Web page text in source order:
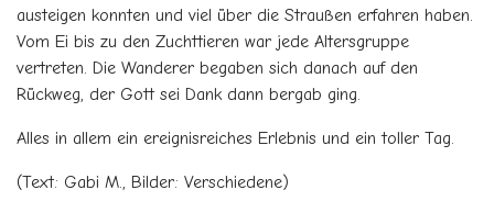
austeigen konnten und viel über die Straußen erfahren haben.
Vom Ei bis zu den Zuchttieren war jede Altersgruppe
vertreten. Die Wanderer begaben sich danach auf den
Rückweg, der Gott sei Dank dann bergab ging.
Alles in allem ein ereignisreiches Erlebnis und ein toller Tag.
(Text: Gabi M., Bilder: Verschiedene)